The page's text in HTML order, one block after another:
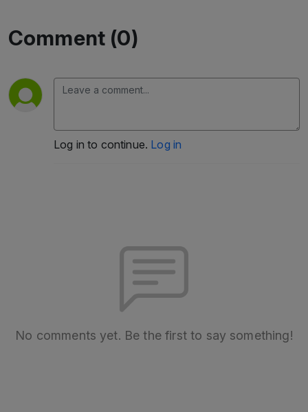
Comment (0)
Log in to continue. Log in
No comments yet. Be the first to say something!